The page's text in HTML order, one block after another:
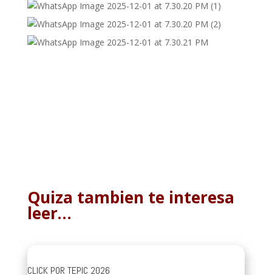
Quiza tambien te interesa
leer…
CLICK POR TEPIC 2026